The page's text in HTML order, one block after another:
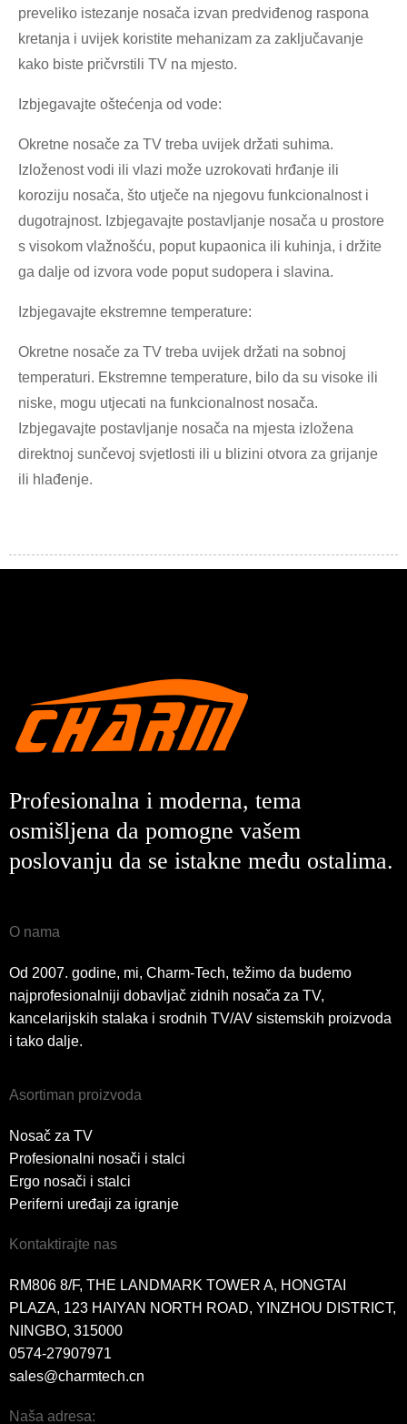
preveliko istezanje nosača izvan predviđenog raspona
kretanja i uvijek koristite mehanizam za zaključavanje
kako biste pričvrstili TV na mjesto.
Izbjegavajte oštećenja od vode:
Okretne nosače za TV treba uvijek držati suhima.
Izloženost vodi ili vlazi može uzrokovati hrđanje ili
koroziju nosača, što utječe na njegovu funkcionalnost i
dugotrajnost. Izbjegavajte postavljanje nosača u prostore
s visokom vlažnošću, poput kupaonica ili kuhinja, i držite
ga dalje od izvora vode poput sudopera i slavina.
Izbjegavajte ekstremne temperature:
Okretne nosače za TV treba uvijek držati na sobnoj
temperaturi. Ekstremne temperature, bilo da su visoke ili
niske, mogu utjecati na funkcionalnost nosača.
Izbjegavajte postavljanje nosača na mjesta izložena
direktnoj sunčevoj svjetlosti ili u blizini otvora za grijanje
ili hlađenje.
Profesionalna i moderna, tema
osmišljena da pomogne vašem
poslovanju da se istakne među ostalima.
O nama
Od 2007. godine, mi, Charm-Tech, težimo da budemo
najprofesionalniji dobavljač zidnih nosača za TV,
kancelarijskih stalaka i srodnih TV/AV sistemskih proizvoda
i tako dalje.
Asortiman proizvoda
Nosač za TV
Profesionalni nosači i stalci
Ergo nosači i stalci
Periferni uređaji za igranje
Kontaktirajte nas
RM806 8/F, THE LANDMARK TOWER A, HONGTAI
PLAZA, 123 HAIYAN NORTH ROAD, YINZHOU DISTRICT,
NINGBO, 315000
0574-27907971
sales@charmtech.cn
Naša adresa: